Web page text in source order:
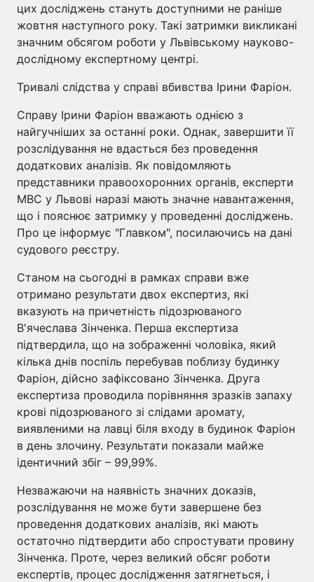
цих досліджень стануть доступними не раніше
жовтня наступного року. Такі затримки викликані
значним обсягом роботи у Львівському науково-
дослідному експертному центрі.
Тривалі слідства у справі вбивства Ірини Фаріон.
Справу Ірини Фаріон вважають однією з
найгучніших за останні роки. Однак, завершити її
розслідування не вдасться без проведення
додаткових аналізів. Як повідомляють
представники правоохоронних органів, експерти
МВС у Львові наразі мають значне навантаження,
що і пояснює затримку у проведенні досліджень.
Про це інформує "Главком", посилаючись на дані
судового реєстру.
Станом на сьогодні в рамках справи вже
отримано результати двох експертиз, які
вказують на причетність підозрюваного
В'ячеслава Зінченка. Перша експертиза
підтвердила, що на зображенні чоловіка, який
кілька днів поспіль перебував поблизу будинку
Фаріон, дійсно зафіксовано Зінченка. Друга
експертиза проводила порівняння зразків запаху
крові підозрюваного зі слідами аромату,
виявленими на лавці біля входу в будинок Фаріон
в день злочину. Результати показали майже
ідентичний збіг – 99,99%.
Незважаючи на наявність значних доказів,
розслідування не може бути завершене без
проведення додаткових аналізів, які мають
остаточно підтвердити або спростувати провину
Зінченка. Проте, через великий обсяг роботи
експертів, процес дослідження затягнеться, і